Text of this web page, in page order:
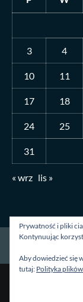
3 4
10 11
17 18
24 25
31
« wrz lis »
Strona
Prywatność i pliki
Kontynuując
Aby dowiedzieć się
tutaj: Polityka